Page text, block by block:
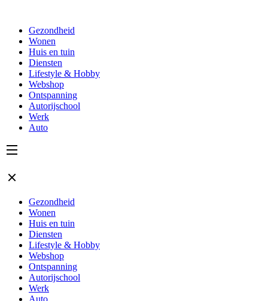
Gezondheid
Wonen
Huis en tuin
Diensten
Lifestyle & Hobby
Webshop
Ontspanning
Autorijschool
Werk
Auto
Gezondheid
Wonen
Huis en tuin
Diensten
Lifestyle & Hobby
Webshop
Ontspanning
Autorijschool
Werk
Auto